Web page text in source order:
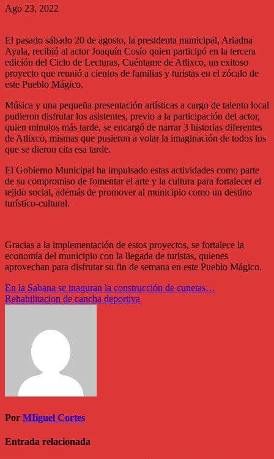
Ago 23, 2022
El pasado sábado 20 de agosto, la presidenta municipal, Ariadna
Ayala, recibió al actor Joaquín Cosío quien participó en la tercera
edición del Ciclo de Lecturas, Cuéntame de Atlixco, un exitoso
proyecto que reunió a cientos de familias y turistas en el zócalo de
este Pueblo Mágico.
Música y una pequeña presentación artísticas a cargo de talento local
pudieron disfrutar los asistentes, previo a la participación del actor,
quien minutos más tarde, se encargó de narrar 3 historias diferentes
de Atlixco, mismas que pusieron a volar la imaginación de todos los
que se dieron cita esa tarde.
El Gobierno Municipal ha impulsado estas actividades como parte
de su compromiso de fomentar el arte y la cultura para fortalecer el
tejido social, además de promover al municipio como un destino
turístico-cultural.
Gracias a la implementación de estos proyectos, se fortalece la
economía del municipio con la llegada de turistas, quienes
aprovechan para disfrutar su fin de semana en este Pueblo Mágico.
Navegación
de
En la Sabana se inaguran la construcción de cunetas…
Rehabilitacion de cancha deportiva
Por MIiguel Cortes
Entrada relacionada